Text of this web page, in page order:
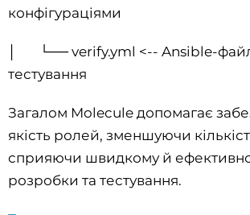
конфігураціями
│ └── verify.yml <-- Ansible-
тестування
Загалом Molecule допомагає
якість ролей, зменшуючи
сприяючи швидкому й
розробки та тестування.